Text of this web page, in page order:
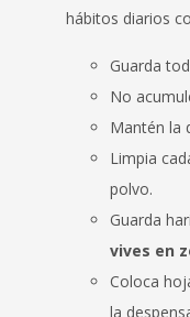
hábitos diarios
Guarda
No
Mantén la
Limpia
polvo.
Guarda
vives en
Coloca
la